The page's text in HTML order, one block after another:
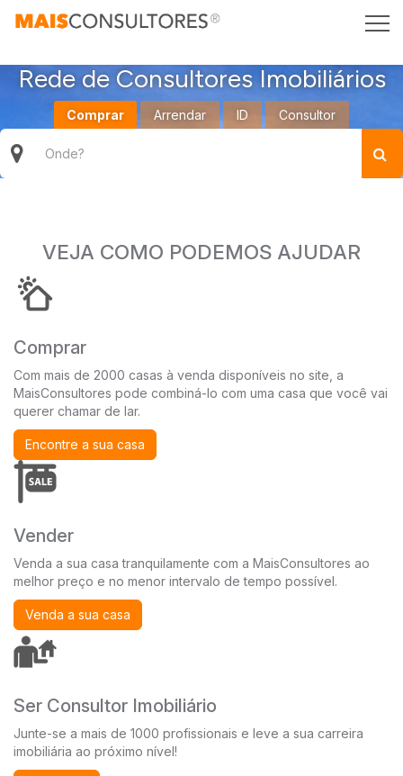
Rede de Consultores Imobiliários
Comprar Arrendar ID Consultor
VEJA COMO PODEMOS AJUDAR
Comprar
Com mais de 2000 casas à venda disponíveis no site, a
MaisConsultores pode combiná-lo com uma casa que você vai
querer chamar de lar.
Encontre a sua casa
Vender
Venda a sua casa tranquilamente com a MaisConsultores ao
melhor preço e no menor intervalo de tempo possível.
Venda a sua casa
Ser Consultor Imobiliário
Junte-se a mais de 1000 profissionais e leve a sua carreira
imobiliária ao próximo nível!